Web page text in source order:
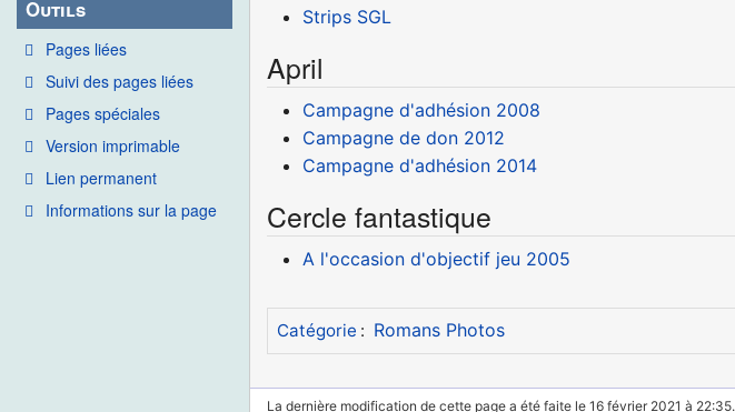
Outils
Pages liées
Suivi des pages liées
Pages spéciales
Version imprimable
Lien permanent
Informations sur la page
Strips SGL
April
Campagne d'adhésion 2008
Campagne de don 2012
Campagne d'adhésion 2014
Cercle fantastique
A l'occasion d'objectif jeu 2005
Catégorie : Romans Photos
La dernière modification de cette page a été faite le 16 février 2021 à 22:35.